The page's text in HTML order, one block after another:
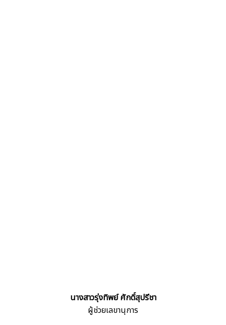
นางสาวรุ่งทิพย์ ศักดิ์สุปรีชา
ผู้ช่วยเลขานุการ